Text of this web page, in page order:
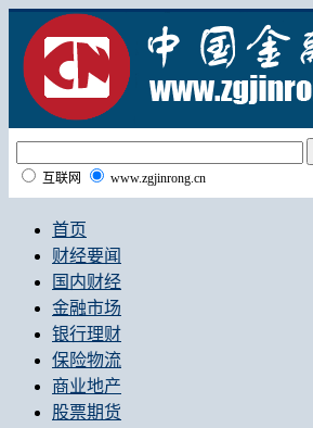
互联网 www.zgjinrong.cn
首页
财经要闻
国内财经
金融市场
银行理财
保险物流
商业地产
股票期货